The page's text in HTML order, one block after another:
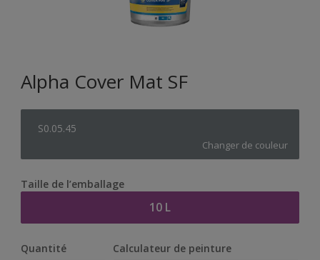
Alpha Cover Mat SF
S0.05.45
Changer de couleur
Taille de l’emballage
10 L
Quantité Calculateur de peinture